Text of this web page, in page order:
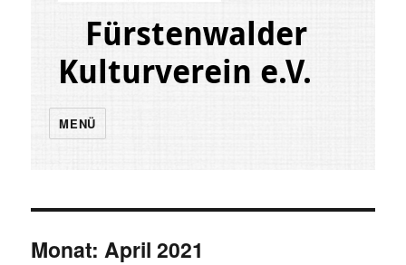
Fürstenwalder
Kulturverein e.V.
MENÜ
Monat:April 2021